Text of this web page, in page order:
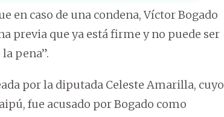
en caso de una condena, Víctor Bogado
previa que ya está firme y no puede ser
pena”.
por la diputada Celeste Amarilla, cuyo
fue acusado por Bogado como